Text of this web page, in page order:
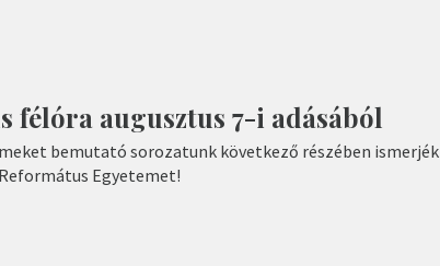
félóra augusztus 7-i adásából
bemutató sorozatunk következő részében ismerjék
Egyetemet!